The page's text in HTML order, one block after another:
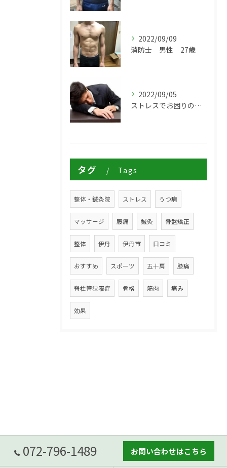
2022/09/09
消防士 男性 27歳
2022/09/05
ストレスでお困りの方は伊丹市の鍼灸治療院からだ工房ZEROへ
タグ Tags
整体・鍼灸院 ストレス うつ病
マッサージ 腰痛 鍼灸 骨盤矯正
整体 伊丹 伊丹市 口コミ
おすすめ スポーツ 五十肩 膝痛
脊柱管狭窄症 骨格 筋肉 痛み
効果
072-796-1489 お問い合わせはこちら